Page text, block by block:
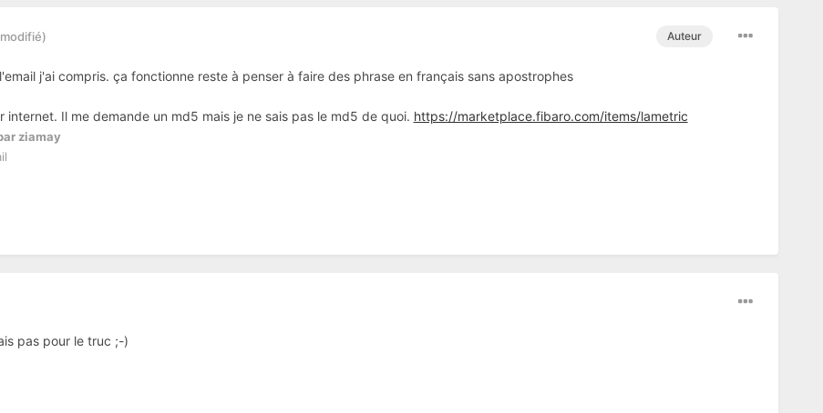
Auteur
j'ai compris. ça fonctionne reste à penser à faire des phrase en français sans apostrophes
internet. Il me demande un md5 mais je ne sais pas le md5 de quoi. https://marketplace.fibaro.com/items/lametric
ziamay
pas pour le truc ;-)